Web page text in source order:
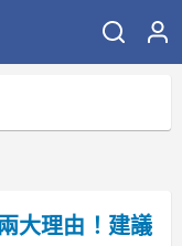
大理由！建議